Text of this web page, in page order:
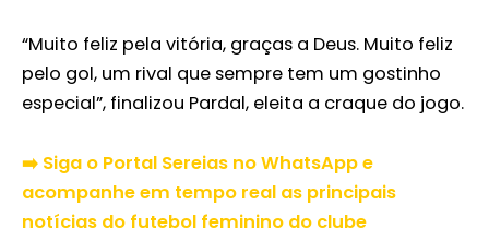
“Muito feliz pela vitória, graças a Deus. Muito feliz
pelo gol, um rival que sempre tem um gostinho
especial”, finalizou Pardal, eleita a craque do jogo.
➡️ Siga o Portal Sereias no WhatsApp e
acompanhe em tempo real as principais
notícias do futebol feminino do clube